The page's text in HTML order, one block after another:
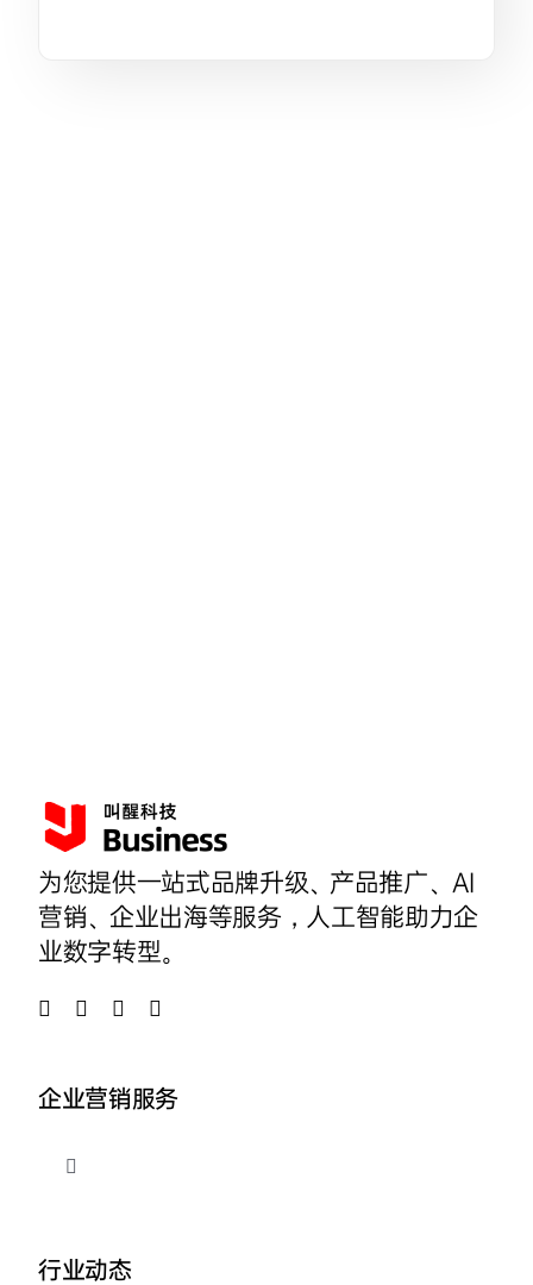
为您提供一站式品牌升级、产品推广、AI
营销、企业出海等服务，人工智能助力企
业数字转型。
企业营销服务
切
航
行业动态